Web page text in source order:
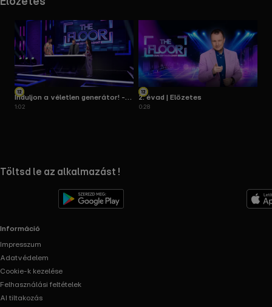
Induljon a véletlen generátor! - 2.
évad | Részlet
1:02
2. évad | Előzetes
0:28
RTL+ useful links.
Töltsd le az alkalmazást !
Információ
Impresszum
Adatvédelem
Cookie-k kezelése
Felhasználási feltételek
AI tiltakozás